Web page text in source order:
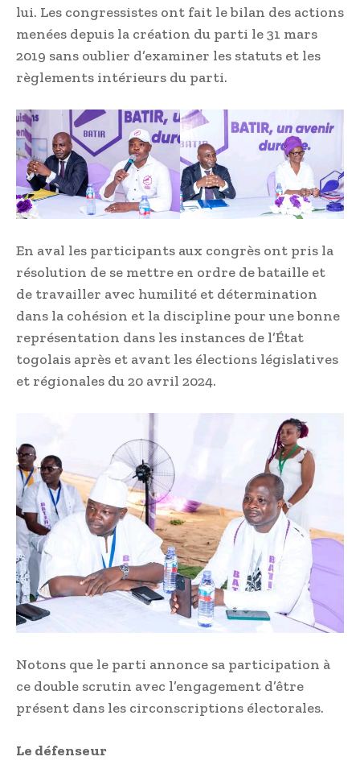
lui. Les congressistes ont fait le bilan des actions
menées depuis la création du parti le 31 mars
2019 sans oublier d’examiner les statuts et les
règlements intérieurs du parti.
En aval les participants aux congrès ont pris la
résolution de se mettre en ordre de bataille et
de travailler avec humilité et détermination
dans la cohésion et la discipline pour une bonne
représentation dans les instances de l’État
togolais après et avant les élections législatives
et régionales du 20 avril 2024.
Notons que le parti annonce sa participation à
ce double scrutin avec l’engagement d’être
présent dans les circonscriptions électorales.
Le défenseur